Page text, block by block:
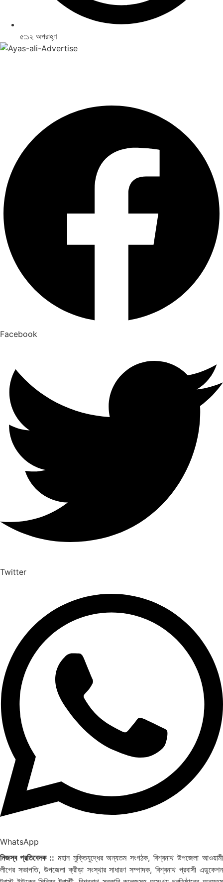
৫:১২ অপরাহ্ণ
Facebook
Twitter
WhatsApp
নিজস্ব প্রতিবেদক :: মহান মুক্তিযুদ্ধের অন্যতম সংগঠক, বিশ্বনাথ উপজেলা আওয়ামী
লীগের সভাপতি, উপজেলা ক্রীড়া সংস্থার সাধারণ সম্পাদক, বিশ্বনাথ প্রবাসী এডুকেশন